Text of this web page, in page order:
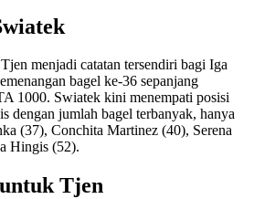
Tjen menjadi catatan tersendiri bagi Iga
bagel ke-36 sepanjang
1000. Swiatek kini menempati posisi
dengan jumlah bagel terbanyak, hanya
(37), Conchita Martinez (40), Serena
Hingis (52).
Tjen